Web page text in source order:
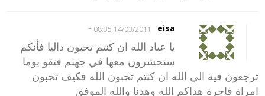
eisa
14/03/2011 08:35
-
يا عباد الله ان كنتم تحبون داليا فأنكم
ستحشرون معها في جهنم فتقو يوما
ترجعون فية الي الله ان كنتم تحبون الله فكيف تحبون
امراة فاجرة هداكم الله وهدنا والله الموفق